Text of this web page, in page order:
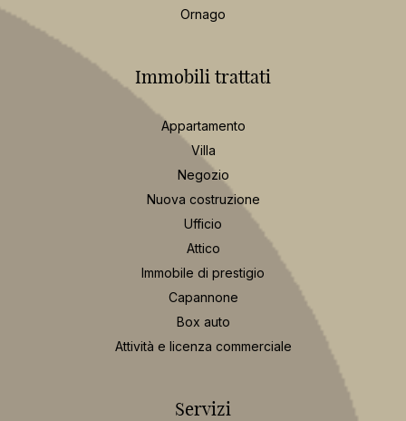
Ornago
Immobili trattati
Appartamento
Villa
Negozio
Nuova costruzione
Ufficio
Attico
Immobile di prestigio
Capannone
Box auto
Attività e licenza commerciale
Servizi